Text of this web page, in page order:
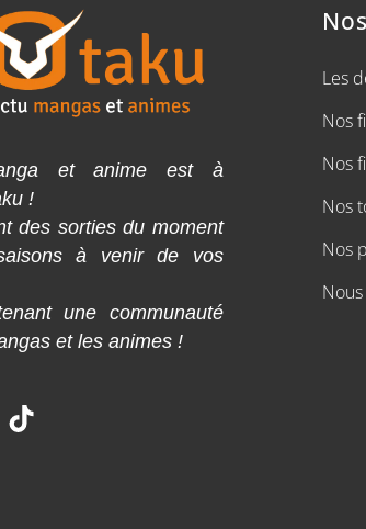
et anime est à
!
des sorties du moment
à venir de vos
une communauté
et les animes !
Les
Nos
Nos
Nos
Nos